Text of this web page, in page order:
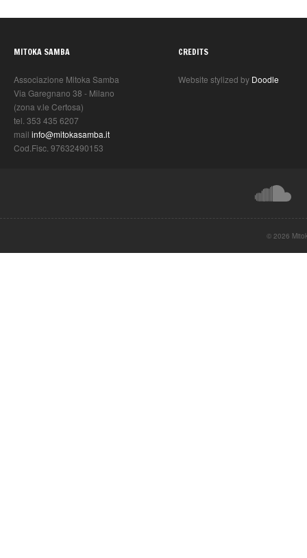
MITOKA SAMBA
Associazione Mitoka Samba
Via Garegnano 38 - Milano
(zona v.le Certosa)
tel. 353 435 6207
mail info@mitokasamba.it
Cod.Fisc. 97632490153
CREDITS
Website stylized by Doodle
© 2026